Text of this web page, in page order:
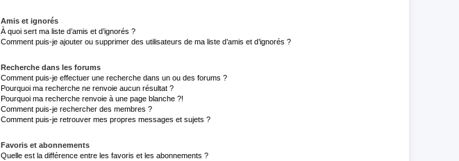
Amis et ignorés
À quoi sert ma liste d’amis et d’ignorés ?
Comment puis-je ajouter ou supprimer des utilisateurs de ma liste d’amis et d’ignorés ?
Recherche dans les forums
Comment puis-je effectuer une recherche dans un ou des forums ?
Pourquoi ma recherche ne renvoie aucun résultat ?
Pourquoi ma recherche renvoie à une page blanche ?!
Comment puis-je rechercher des membres ?
Comment puis-je retrouver mes propres messages et sujets ?
Favoris et abonnements
Quelle est la différence entre les favoris et les abonnements ?